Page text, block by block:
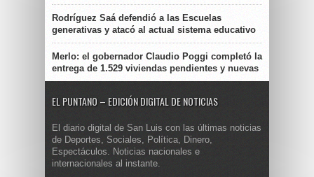
Rodríguez Saá defendió a las Escuelas
generativas y atacó al actual sistema educativo
Merlo: el gobernador Claudio Poggi completó la
entrega de 1.529 viviendas pendientes y nuevas
EL PUNTANO – EDICIÓN DIGITAL DE NOTICIAS
El diario digital de San Luis con las últimas noticias
de Deportes, Sociales, Política, Dinero,
Espectáculos. Noticias nacionales e
internacionales al instante.